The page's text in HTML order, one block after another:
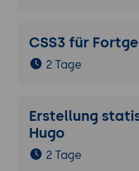
CSS3 für
2 Tage
Erstellung
Hugo
2 Tage